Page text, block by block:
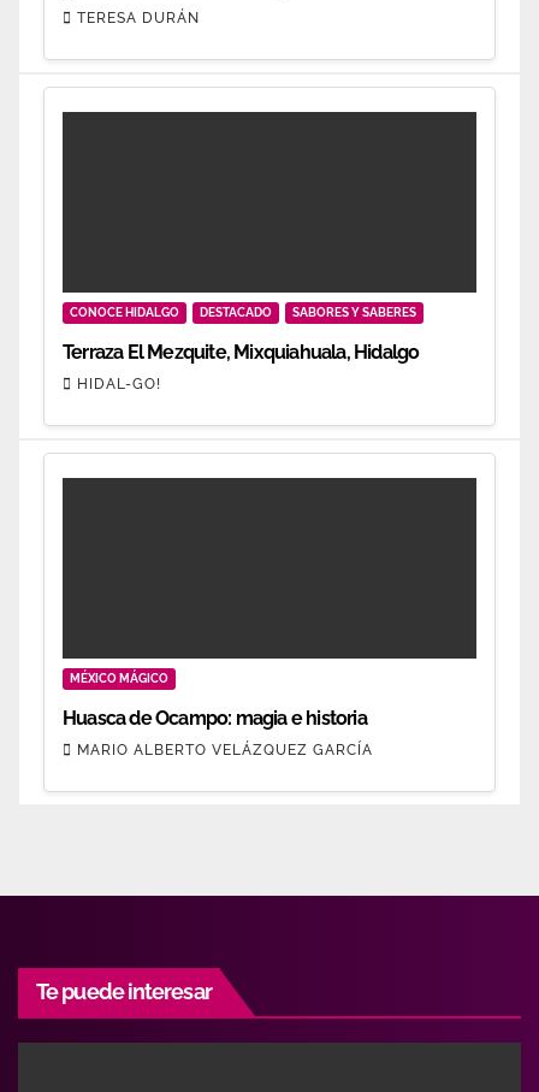
TERESA DURÁN
CONOCE HIDALGO DESTACADO SABORES Y SABERES
Terraza El Mezquite, Mixquiahuala, Hidalgo
HIDAL-GO!
MÉXICO MÁGICO
Huasca de Ocampo: magia e historia
MARIO ALBERTO VELÁZQUEZ GARCÍA
Te puede interesar